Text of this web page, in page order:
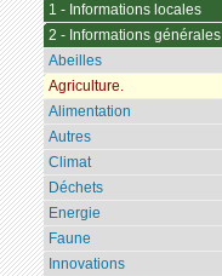
1 - Informations locales
2 - Informations générales
Abeilles
Agriculture.
Alimentation
Autres
Climat
Déchets
Energie
Faune
Innovations